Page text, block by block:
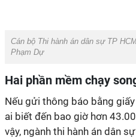
Cán bộ Thi hành án dân sự TP
Phạm Dự
Hai phần mềm chạy
Nếu gửi thông báo bằng
ai biết đến bao giờ hơn
vậy, ngành thi hành án dân